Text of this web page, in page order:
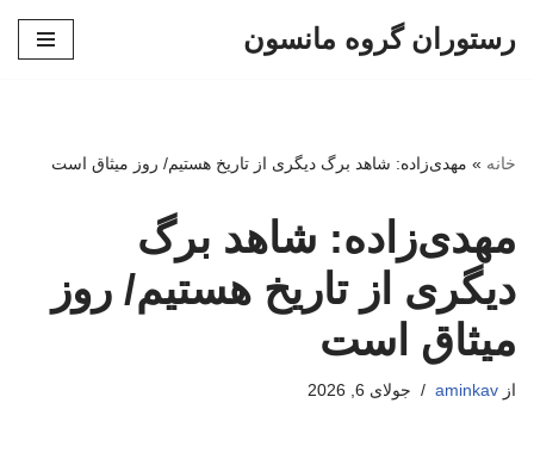
رستوران گروه مانسون
خانه » مهدی‌زاده: شاهد برگ دیگری از تاریخ هستیم/ روز میثاق است
مهدی‌زاده: شاهد برگ
دیگری از تاریخ هستیم/ روز
میثاق است
از aminkav جولای 6, 2026